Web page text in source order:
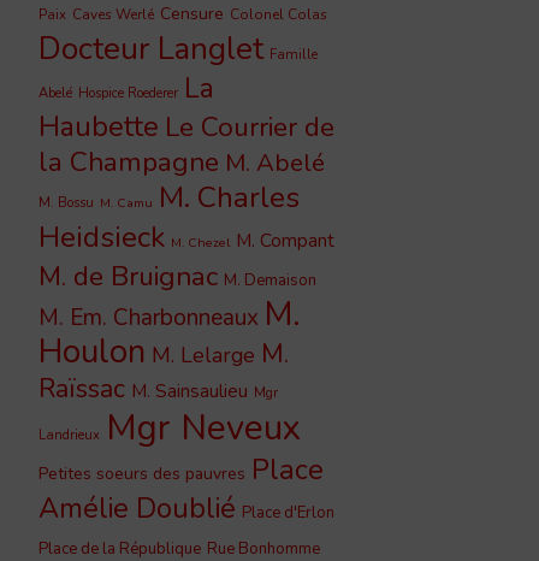
Paix Caves Werlé Censure Colonel Colas
Docteur Langlet Famille
Abelé Hospice Roederer La
Haubette Le Courrier de
la Champagne M. Abelé
M. Bossu M. Camu M. Charles
Heidsieck M. Chezel M. Compant
M. de Bruignac M. Demaison
M. Em. Charbonneaux M.
Houlon M. Lelarge M.
Raïssac M. Sainsaulieu Mgr
Landrieux Mgr Neveux
Petites soeurs des pauvres Place
Amélie Doublié Place d'Erlon
Place de la République Rue Bonhomme